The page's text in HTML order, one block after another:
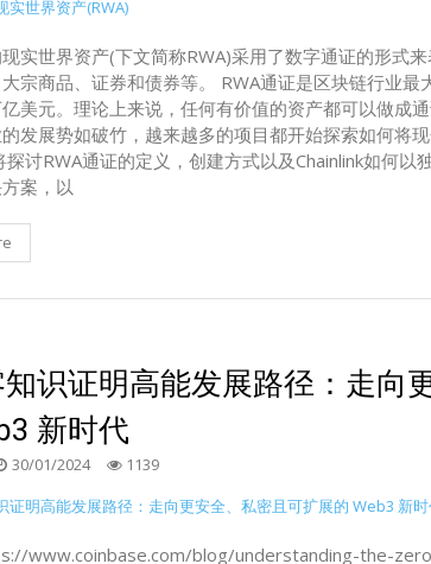
实世界资产(下文简称RWA)采用了数字通证的形式
宗商品、证券和债券等。 RWA通证是区块链行业
美元。理论上来说，任何有价值的资产都可以做成
发展势如破竹，越来越多的项目都开始探索如何将
探讨RWA通证的定义，创建方式以及Chainlink如何以
案，以
识证明高能发展路径：走向
新时代
30/01/2024 1139
www.coinbase.com/blog/understanding-the-